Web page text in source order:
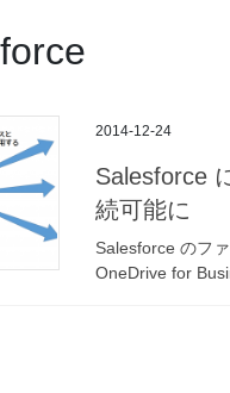
2014-12-24
Salesforce
続可能に
Salesforce のフ
OneDrive for